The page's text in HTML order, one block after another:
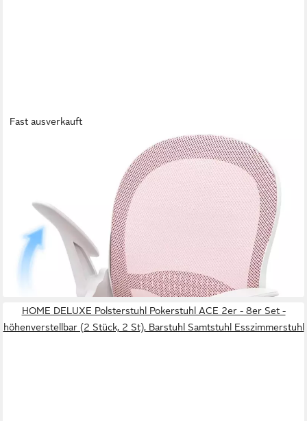
Fast ausverkauft
Bürostuhl Ergonomisch, Schreibtischstuhl mit Atmungsaktiver
Rückenlehne (Chefsessel aus Mesh, Drehstuhl 360°,
Verstellbarer Armlehnen, Höhenverstellbar), Einstellbarer für
maximale Bewegungsfreiheit
60,99 €
UVP 239,99 €
-75%
lieferbar - in 3-4 Werktagen bei dir
+2
HOME DELUXE Polsterstuhl Pokerstuhl ACE 2er - 8er Set -
höhenverstellbar (2 Stück, 2 St), Barstuhl Samtstuhl Esszimmerstuhl